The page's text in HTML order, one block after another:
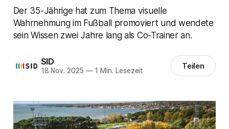
Der 35-Jährige hat zum Thema visuelle
Wahrnehmung im Fußball promoviert und wendete
sein Wissen zwei Jahre lang als Co-Trainer an.
SID
18 Nov. 2025 —1 Min. Lesezeit Teilen